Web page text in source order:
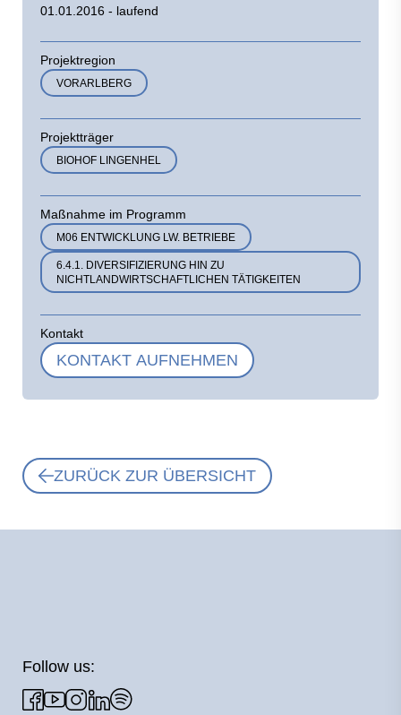
01.01.2016 - laufend
Projektregion
VORARLBERG
Projektträger
BIOHOF LINGENHEL
Maßnahme im Programm
M06 ENTWICKLUNG LW. BETRIEBE
6.4.1. DIVERSIFIZIERUNG HIN ZU
NICHTLANDWIRTSCHAFTLICHEN TÄTIGKEITEN
Kontakt
KONTAKT AUFNEHMEN
ZURÜCK ZUR ÜBERSICHT
Follow us: